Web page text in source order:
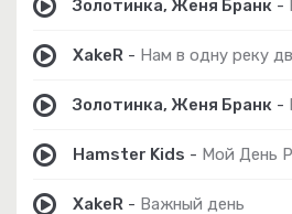
Золотинка, Женя Бранк -
XakeR - Нам в одну реку
Золотинка, Женя Бранк -
Hamster Kids - Мой День
XakeR - Важный день